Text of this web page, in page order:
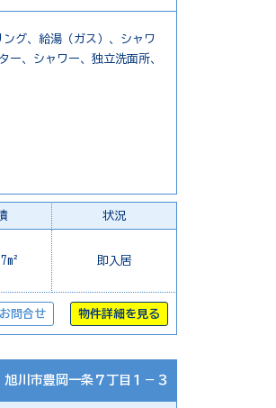
グ、給湯（ガス）、シャワ
ー、シャワー、独立洗面所、
状況
即入居
問合せ 物件詳細を見る
旭川市豊岡一条７丁目１－３